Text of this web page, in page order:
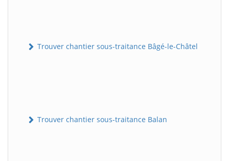
Trouver chantier sous-traitance Bâgé-le-Châtel
Trouver chantier sous-traitance Balan